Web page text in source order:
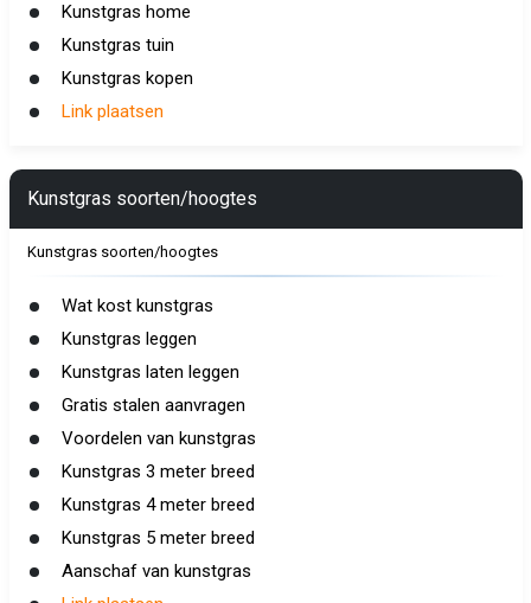
Kunstgras home
Kunstgras tuin
Kunstgras kopen
Link plaatsen
Kunstgras soorten/hoogtes
Kunstgras soorten/hoogtes
Wat kost kunstgras
Kunstgras leggen
Kunstgras laten leggen
Gratis stalen aanvragen
Voordelen van kunstgras
Kunstgras 3 meter breed
Kunstgras 4 meter breed
Kunstgras 5 meter breed
Aanschaf van kunstgras